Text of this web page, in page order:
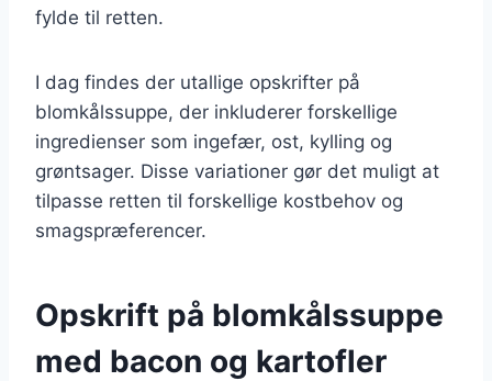
fylde til retten.
I dag findes der utallige opskrifter på
blomkålssuppe, der inkluderer forskellige
ingredienser som ingefær, ost, kylling og
grøntsager. Disse variationer gør det muligt at
tilpasse retten til forskellige kostbehov og
smagspræferencer.
Opskrift på blomkålssuppe
med bacon og kartofler